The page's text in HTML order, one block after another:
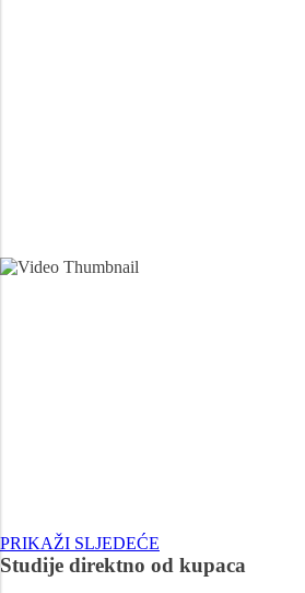
PRIKAŽI SLJEDEĆE
Studije direktno od kupaca